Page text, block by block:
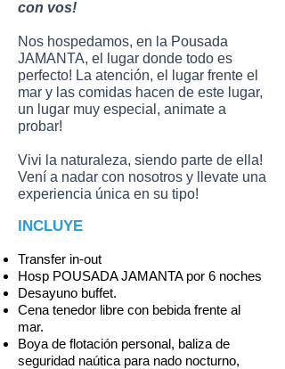
con vos!
Nos hospedamos, en la Pousada
JAMANTA, el lugar donde todo es
perfecto! La atención, el lugar frente el
mar y las comidas hacen de este lugar,
un lugar muy especial, animate a
probar!
Vivi la naturaleza, siendo parte de ella!
Vení a nadar con nosotros y llevate una
experiencia única en su tipo!
INCLUYE
Transfer in-out
Hosp POUSADA JAMANTA por 6 noches
Desayuno buffet.
Cena tenedor libre con bebida frente al
mar.
Boya de flotación personal, baliza de
seguridad naútica para nado nocturno,